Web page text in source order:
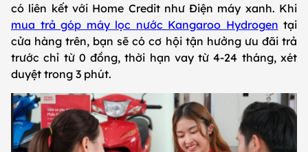
có liên kết với Home Credit như Điện máy xanh. Khi
mua trả góp máy lọc nước Kangaroo Hydrogen tại
cửa hàng trên, bạn sẽ có cơ hội tận hưởng ưu đãi trả
trước chỉ từ 0 đồng, thời hạn vay từ 4-24 tháng, xét
duyệt trong 3 phút.